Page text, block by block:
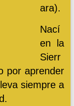
ara).
Nací
en la
Sierr
por aprender
siempre a